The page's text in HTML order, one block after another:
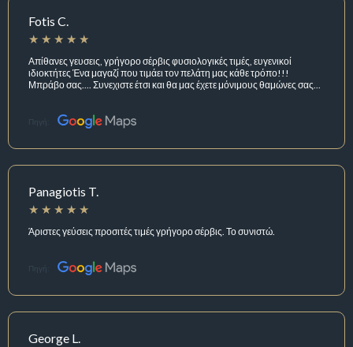
Fotis C.
Απίθανες γευσεις, γρήγορο σέρβις φυσιολογικές τιμές, ευγενικοί
ιδιοκτήτες Ένα μαγαζί που τιμάει τον πελάτη μας κάθε τρόπο!!!
Μπράβο σας.... Συνεχιστε έτσι και θα μας έχετε μόνιμους θαμώνες σας...
Πηγή:
Panagiotis T.
Άριστες γεύσεις προσιτές τιμές γρήγορο σέρβις. Το συνιστώ.
Πηγή:
George L.